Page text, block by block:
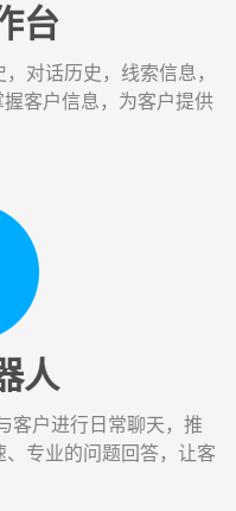
台
对话历史，线索信息，
客户信息，为客户提供
人
客户进行日常聊天，推
专业的问题回答，让客